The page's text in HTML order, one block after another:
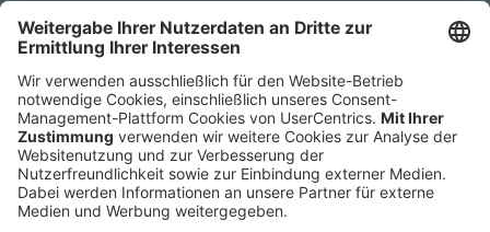
Hauptsitz
Roland Berger GmbH
Sederanger 1
80538 München
Deutschland